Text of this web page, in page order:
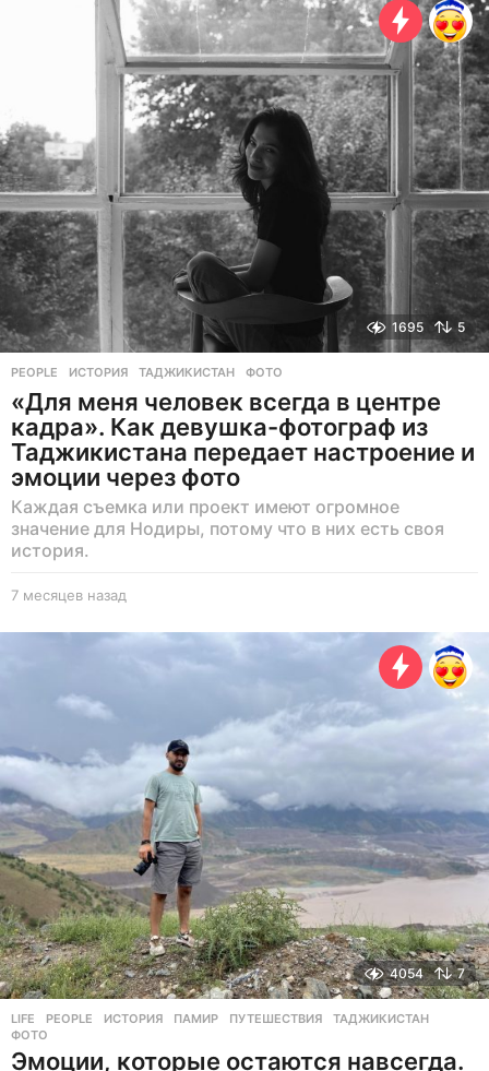
я
ц
а
н
а
д
1695 5
PEOPLE ИСТОРИЯ ,ТАДЖИКИСТАН ,ФОТО
«Для меня человек всегда в центре
кадра». Как девушка-фотограф из
Таджикистана передает настроение и
эмоции через фото
Каждая съемка или проект имеют огромное
значение для Нодиры, потому что в них есть своя
история.
7 месяцев назад
е
н
з
д
4054 7
LIFE ,PEOPLE ИСТОРИЯ ,ПАМИР ,ПУТЕШЕСТВИЯ ,ТАДЖИКИСТАН
ФОТО
Эмоции, которые остаются навсегда.